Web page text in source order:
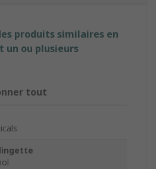
produits similaires en
un ou plusieurs
tout